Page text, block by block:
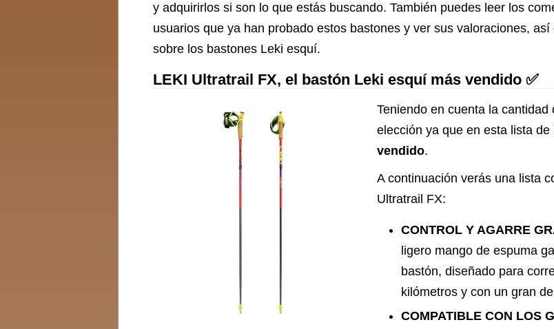
y adquirirlos si son lo que estás buscando. También puedes leer los
usuarios que ya han probado estos bastones y ver sus valoraciones,
sobre los bastones Leki esquí.
LEKI Ultratrail FX, el bastón Leki esquí más vendido ✅
Teniendo en cuenta la
elección ya que en esta lista
vendido.
A continuación verás una lista
Ultratrail FX:
CONTROL Y AGARRE
ligero mango de espuma
bastón, diseñado para
kilómetros y con un gran
COMPATIBLE CON LOS